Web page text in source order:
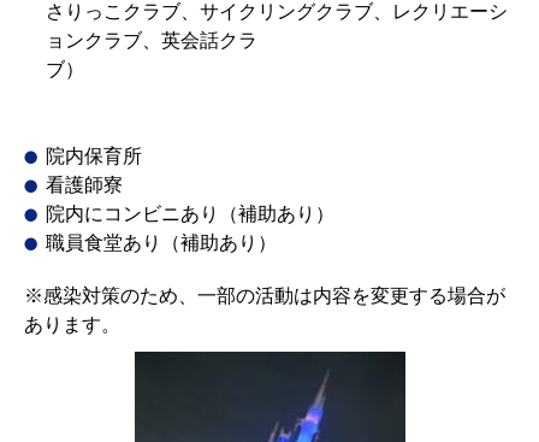
さりっこクラブ、サイクリングクラブ、レクリエーシ
ョンクラブ、英会話クラ
ブ）
院内保育所
看護師寮
院内にコンビニあり（補助あり）
職員食堂あり（補助あり）
※感染対策のため、一部の活動は内容を変更する場合が
あります。